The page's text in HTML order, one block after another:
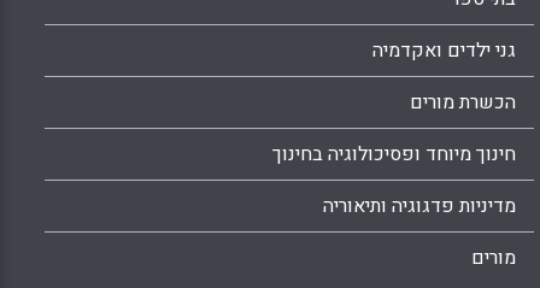
גני ילדים ואקדמיה
הכשרת מורים
חינוך מיוחד ופסיכולוגיה בחינוך
מדיניות פדגוגיה ותיאוריה
מורים